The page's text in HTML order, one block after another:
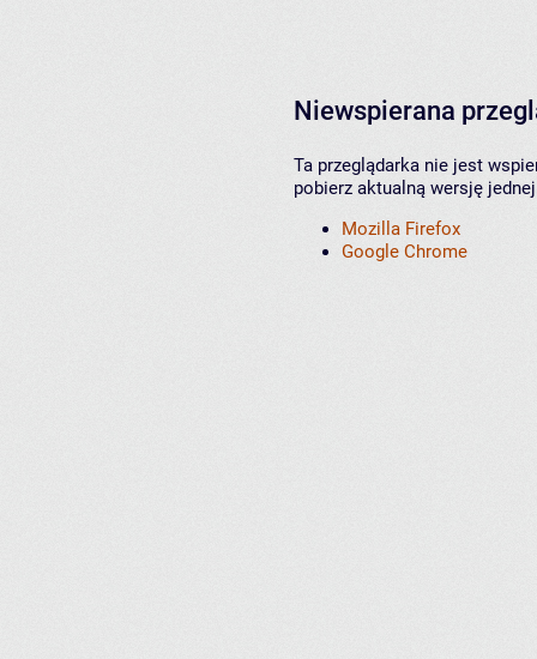
Niewspierana
Ta przeglądarka nie jest
pobierz aktualną wersję
Mozilla Firefox
Google Chrome